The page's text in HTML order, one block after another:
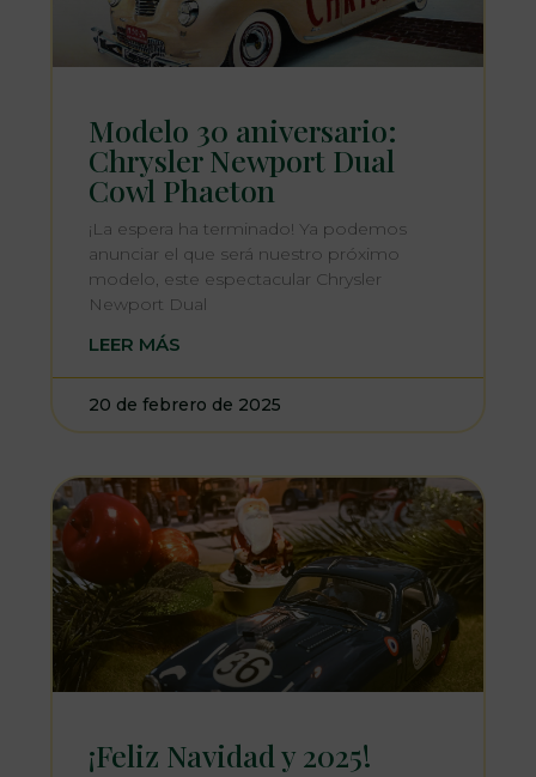
Modelo 30 aniversario:
Chrysler Newport Dual
Cowl Phaeton
¡La espera ha terminado! Ya podemos
anunciar el que será nuestro próximo
modelo, este espectacular Chrysler
Newport Dual
LEER MÁS
20 de febrero de 2025
¡Feliz Navidad y 2025!